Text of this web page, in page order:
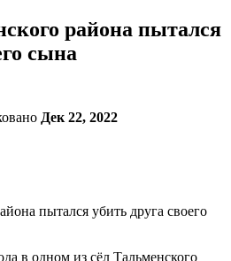
района пытался
сына
Дек 22, 2022
в одном из сёл Тальменского